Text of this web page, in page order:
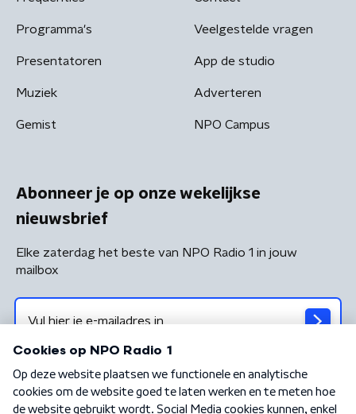
Programma's
Presentatoren
Muziek
Gemist
Veelgestelde vragen
App de studio
Adverteren
NPO Campus
Abonneer je op onze wekelijkse
nieuwsbrief
Elke zaterdag het beste van NPO Radio 1 in jouw
mailbox